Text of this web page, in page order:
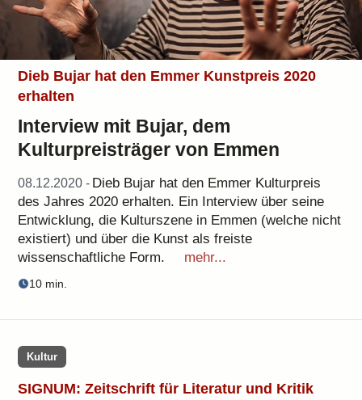
Dieb Bujar hat den Emmer Kunstpreis 2020
erhalten
Interview mit Bujar, dem
Kulturpreisträger von Emmen
08.12.2020 - Dieb Bujar hat den Emmer Kulturpreis
des Jahres 2020 erhalten. Ein Interview über seine
Entwicklung, die Kulturszene in Emmen (welche nicht
existiert) und über die Kunst als freiste
wissenschaftliche Form.
mehr...
10 min.
Kultur
SIGNUM: Zeitschrift für Literatur und Kritik